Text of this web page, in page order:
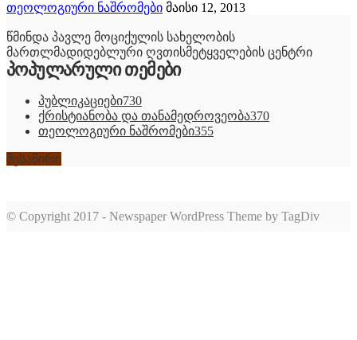
თეოლოგიური ნაშრომები მაისი 12, 2013
წმინდა პავლე მოციქულის სახელობის
მართლმადიდებლური ღვთისმეტყველების ცენტრი
პოპულარული თემები
პუბლიკაციები730
ქრისტიანობა და თანამედროვეობა370
თეოლოგიური ნაშრომები355
შესაწირი
© Copyright 2017 - Newspaper WordPress Theme by TagDiv